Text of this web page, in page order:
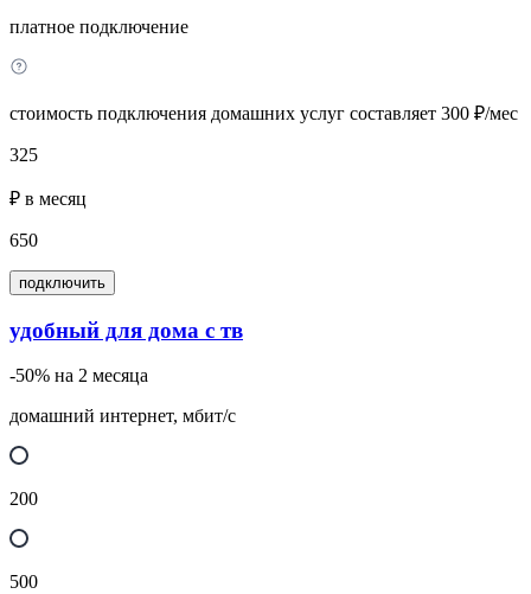
платное подключение
стоимость подключения домашних услуг составляет 300 ₽/мес
325
₽ в месяц
650
подключить
удобный для дома с тв
-50% на 2 месяца
домашний интернет, мбит/с
200
500